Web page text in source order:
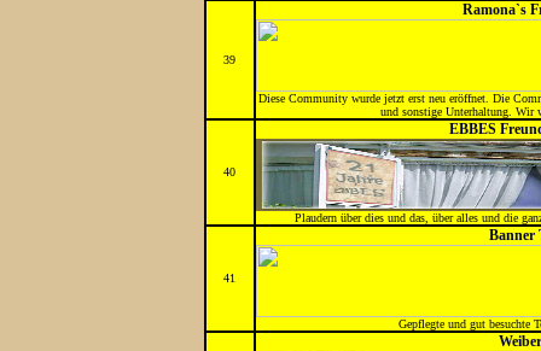
39
Ramona`s
Diese Community wurde jetzt erst neu eröffnet. Die
und sonstige Unterhaltung. Wir
40
EBBES
Plaudern über dies und das, über alles und die
41
Banner
Gepflegte und gut besuchte